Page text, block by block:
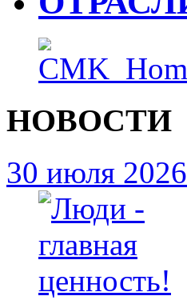
НОВОСТИ
30 июля